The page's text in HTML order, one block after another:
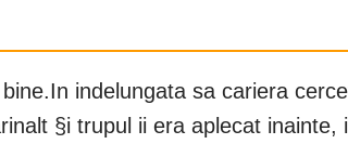
indelungata sa cariera
§i trupul ii era aplecat inainte,